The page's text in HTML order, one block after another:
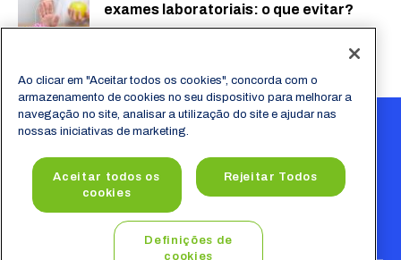
exames laboratoriais: o que evitar?
Ao clicar em "Aceitar todos os cookies", concorda com o
armazenamento de cookies no seu dispositivo para melhorar a
navegação no site, analisar a utilização do site e ajudar nas
nossas iniciativas de marketing.
Aceitar todos os
cookies
Rejeitar Todos
Definições de
cookies